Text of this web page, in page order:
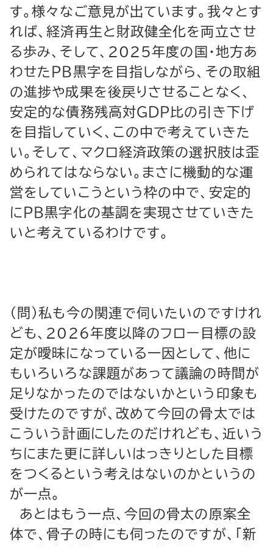
す。様々なご意見が出ています。我々とす
れば、経済再生と財政健全化を両立させ
る歩み、そして、2025年度の国・地方あ
わせたＰＢ黒字を目指しながら、その取組
の進捗や成果を後戻りさせることなく、
安定的な債務残高対ＧＤＰ比の引き下げ
を目指していく、この中で考えていきた
い。そして、マクロ経済政策の選択肢は歪
められてはならない。まさに機動的な運
営をしていこうという枠の中で、安定的
にＰＢ黒字化の基調を実現させていきた
いと考えているわけです。
（問）私も今の関連で伺いたいのですけれ
ども、2026年度以降のフロー目標の設
定が曖昧になっている一因として、他に
もいろいろな課題があって議論の時間が
足りなかったのではないかという印象も
受けたのですが、改めて今回の骨太では
こういう計画にしたのだけれども、近いう
ちにまた更に詳しいはっきりとした目標
をつくるという考えはないのかというの
が一点。
あとはもう一点、今回の骨太の原案全
体で、骨子の時にも伺ったのですが、「新